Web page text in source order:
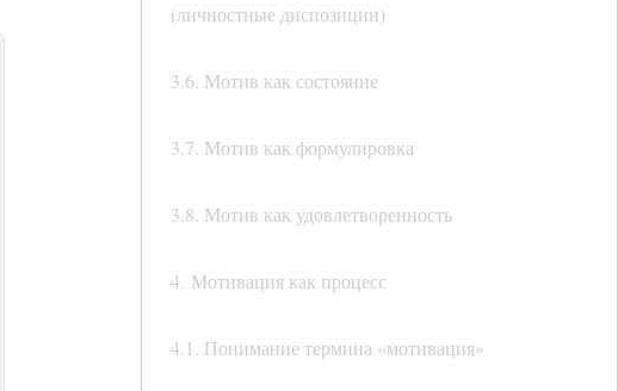
(личностные диспозиции)
3.6. Мотив как состояние
3.7. Мотив как формулировка
3.8. Мотив как удовлетворенность
4. Мотивация как процесс
4.1. Понимание термина «мотивация»